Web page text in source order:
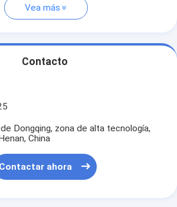
Vea más
Contacto
Dongqing, zona de alta tecnología,
China
Contactar ahora